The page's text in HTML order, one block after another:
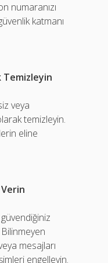
numaranızı
katmanı
Temizleyin
veya
temizleyin.
eline
mesajları
engelleyin.